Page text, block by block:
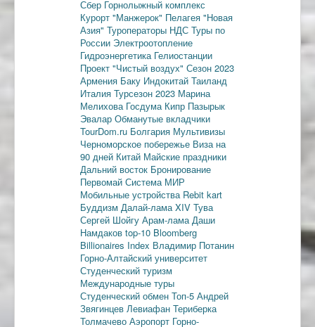
Сбер Горнолыжный комплекс
Курорт "Манжерок" Пелагея "Новая
Азия" Туроператоры НДС Туры по
России Электроотопление
Гидроэнергетика Гелиостанции
Проект "Чистый воздух" Сезон 2023
Армения Баку Индокитай Таиланд
Италия Турсезон 2023 Марина
Мелихова Госдума Кипр Пазырык
Эвалар Обманутые вкладчики
TourDom.ru Болгария Мультивизы
Черноморское побережье Виза на
90 дней Китай Майские праздники
Дальний восток Бронирование
Первомай Система МИР
Мобильные устройства Rebit kart
Буддизм Далай-лама XIV Тува
Сергей Шойгу Арам-лама Даши
Намдаков top-10 Bloomberg
Billionaires Index Владимир Потанин
Горно-Алтайский университет
Студенческий туризм
Международные туры
Студенческий обмен Топ-5 Андрей
Звягинцев Левиафан Териберка
Толмачево Аэропорт Горно-